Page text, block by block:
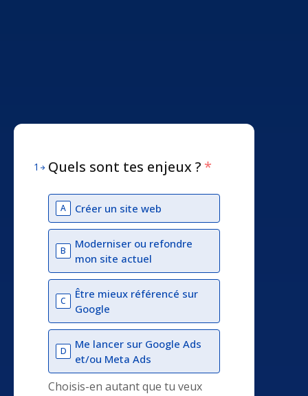
1 Quels sont tes enjeux ? *
A Créer un site web
B
Moderniser ou refondre
mon site actuel
C
Être mieux référencé sur
Google
D
Me lancer sur Google Ads
et/ou Meta Ads
Choisis-en autant que tu veux